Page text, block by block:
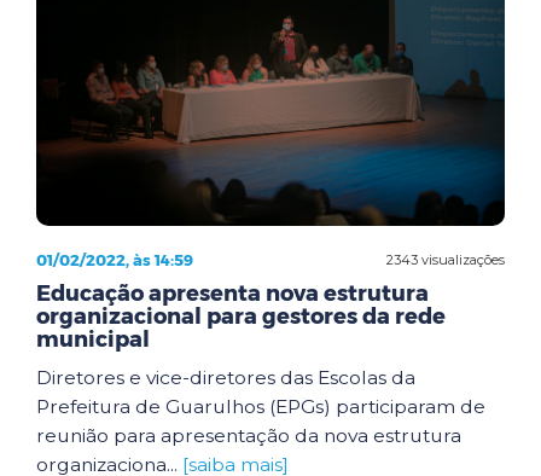
2343 visualizações
01/02/2022, às 14:59
Educação apresenta nova estrutura
organizacional para gestores da rede
municipal
Diretores e vice-diretores das Escolas da
Prefeitura de Guarulhos (EPGs) participaram de
reunião para apresentação da nova estrutura
organizaciona... [saiba mais]